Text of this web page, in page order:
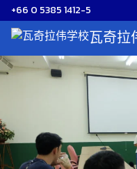
Skip
to
content
+66 0 5385 1412-5
瓦奇拉
Search
for: